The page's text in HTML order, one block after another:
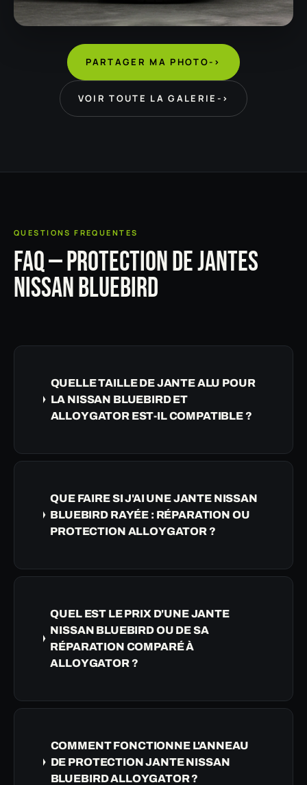
PARTAGER MA PHOTO->
VOIR TOUTE LA GALERIE ->
QUESTIONS FREQUENTES
FAQ — PROTECTION DE JANTES
NISSAN BLUEBIRD
QUELLE TAILLE DE JANTE ALU POUR
LA NISSAN BLUEBIRD ET
ALLOYGATOR EST-IL COMPATIBLE ?
QUE FAIRE SI J'AI UNE JANTE NISSAN
BLUEBIRD RAYÉE : RÉPARATION OU
PROTECTION ALLOYGATOR ?
QUEL EST LE PRIX D'UNE JANTE
NISSAN BLUEBIRD OU DE SA
RÉPARATION COMPARÉ À
ALLOYGATOR ?
COMMENT FONCTIONNE L'ANNEAU
DE PROTECTION JANTE NISSAN
BLUEBIRD ALLOYGATOR ?